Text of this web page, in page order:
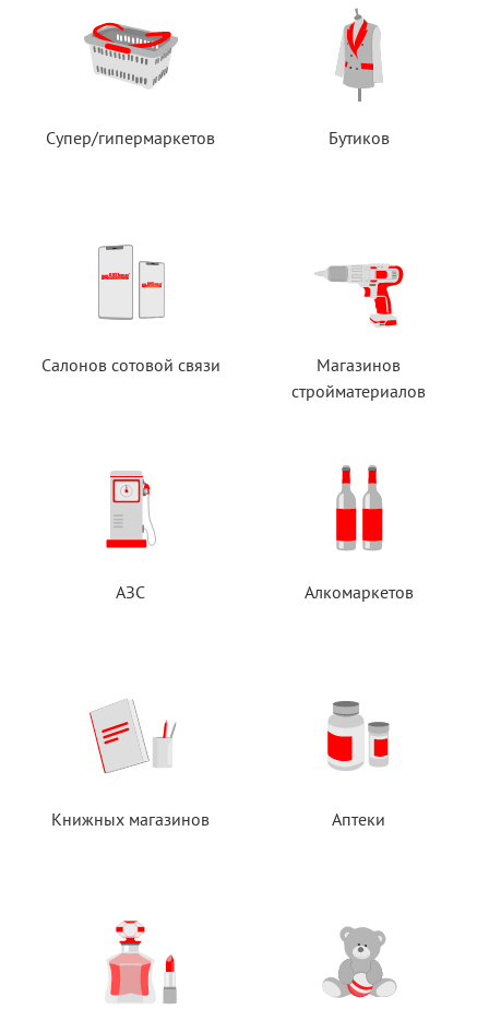
Супер/гипермаркетов Бутиков
Салонов сотовой связи
Магазинов
стройматериалов
АЗС Алкомаркетов
Книжных магазинов Аптеки